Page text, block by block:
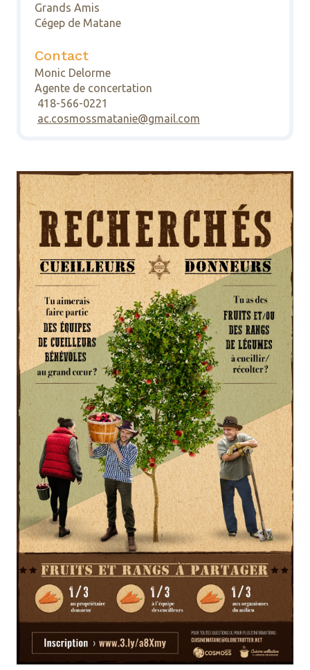
Grands Amis
Cégep de Matane
Contact
Monic Delorme
Agente de concertation
418-566-0221
ac.cosmossmatanie@gmail.com